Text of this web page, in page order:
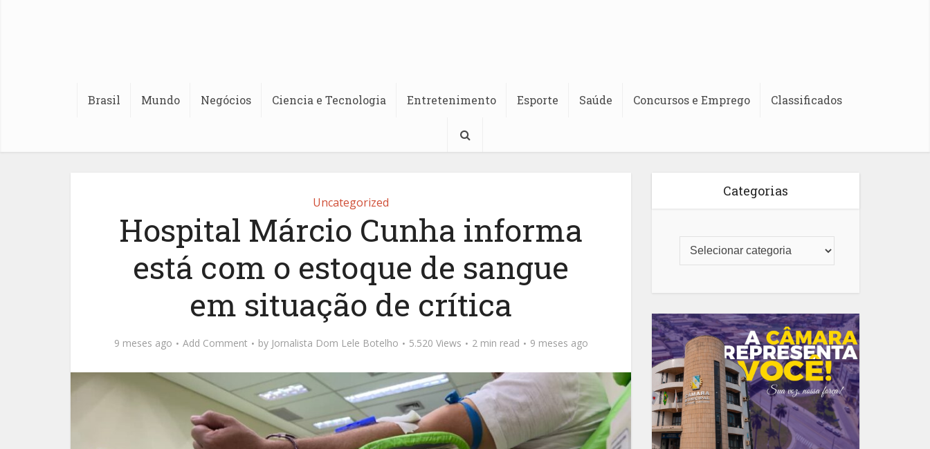
Brasil Mundo Negócios Ciencia e Tecnologia Entretenimento Esporte Saúde Concursos e Emprego Classificados
Uncategorized
Hospital Márcio Cunha informa
está com o estoque de sangue
em situação de crítica
9 meses ago Add Comment by Jornalista Dom Lele Botelho 5.520 Views 2 min read 9 meses ago
Categorias